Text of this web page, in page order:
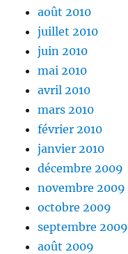
août 2010
juillet 2010
juin 2010
mai 2010
avril 2010
mars 2010
février 2010
janvier 2010
décembre 2009
novembre 2009
octobre 2009
septembre 2009
août 2009